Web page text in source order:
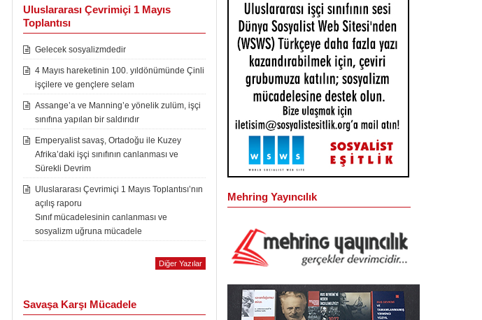
Uluslararası Çevrimiçi 1 Mayıs
Toplantısı
Gelecek sosyalizmdedir
4 Mayıs hareketinin 100. yıldönümünde Çinli
işçilere ve gençlere selam
Assange’a ve Manning’e yönelik zulüm, işçi
sınıfına yapılan bir saldırıdır
Emperyalist savaş, Ortadoğu ile Kuzey
Afrika’daki işçi sınıfının canlanması ve
Sürekli Devrim
Uluslararası Çevrimiçi 1 Mayıs Toplantısı’nın
açılış raporu
Sınıf mücadelesinin canlanması ve
sosyalizm uğruna mücadele
Diğer Yazılar
Savaşa Karşı Mücadele
Mehring Yayıncılık